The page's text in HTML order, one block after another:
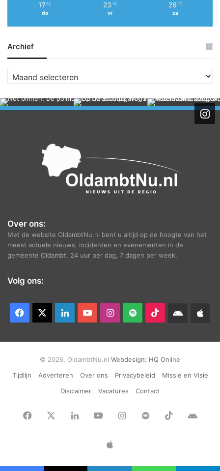
17 ℃
do
23 ℃
vr
26 ℃
za
Archief
r
h
Over ons:
Met de website OldambtNu.nl bent u altijd op de hoogte van het
meest actuele nieuws, incidenten en evenementen in de
gemeente Oldambt. 24 uur per dag, 7 dagen per week.
Volg ons:
Facebook LinkedInYouTubeInstagram
Spotify TikTokAndroid
© 2026, OldambtNu.nl Webdesign: HQ Online
Tijdlijn
Adverteren Over ons Privacybeleid
Missie en Visie
Disclaimer
Vacatures Contact
Facebook LinkedInYouTubeInstagram
Spotify TikTok
App